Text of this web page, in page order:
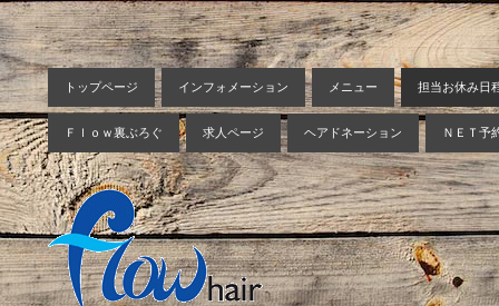
トップページ インフォメーション メニュー 担当お休み日
Ｆｌｏｗ裏ぶろぐ 求人ページ ヘアドネーション ＮＥＴ予